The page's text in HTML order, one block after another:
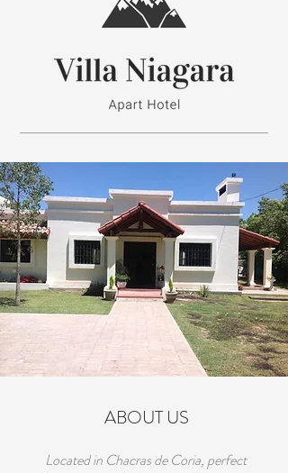
ABOUT US
Located in Chacras de Coria, perfect